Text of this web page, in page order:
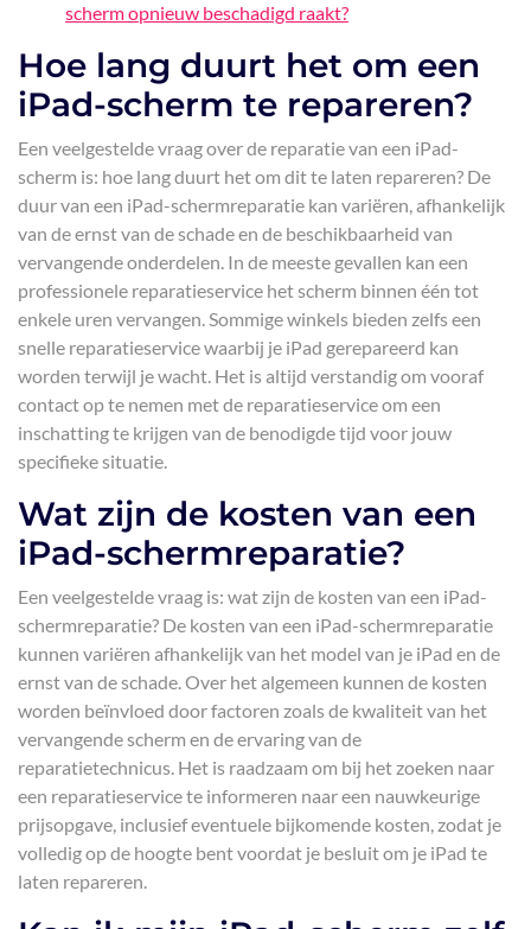
scherm opnieuw beschadigd raakt?
Hoe lang duurt het om een
iPad-scherm te repareren?
Een veelgestelde vraag over de reparatie van een iPad-
scherm is: hoe lang duurt het om dit te laten repareren? De
duur van een iPad-schermreparatie kan variëren, afhankelijk
van de ernst van de schade en de beschikbaarheid van
vervangende onderdelen. In de meeste gevallen kan een
professionele reparatieservice het scherm binnen één tot
enkele uren vervangen. Sommige winkels bieden zelfs een
snelle reparatieservice waarbij je iPad gerepareerd kan
worden terwijl je wacht. Het is altijd verstandig om vooraf
contact op te nemen met de reparatieservice om een
inschatting te krijgen van de benodigde tijd voor jouw
specifieke situatie.
Wat zijn de kosten van een
iPad-schermreparatie?
Een veelgestelde vraag is: wat zijn de kosten van een iPad-
schermreparatie? De kosten van een iPad-schermreparatie
kunnen variëren afhankelijk van het model van je iPad en de
ernst van de schade. Over het algemeen kunnen de kosten
worden beïnvloed door factoren zoals de kwaliteit van het
vervangende scherm en de ervaring van de
reparatietechnicus. Het is raadzaam om bij het zoeken naar
een reparatieservice te informeren naar een nauwkeurige
prijsopgave, inclusief eventuele bijkomende kosten, zodat je
volledig op de hoogte bent voordat je besluit om je iPad te
laten repareren.